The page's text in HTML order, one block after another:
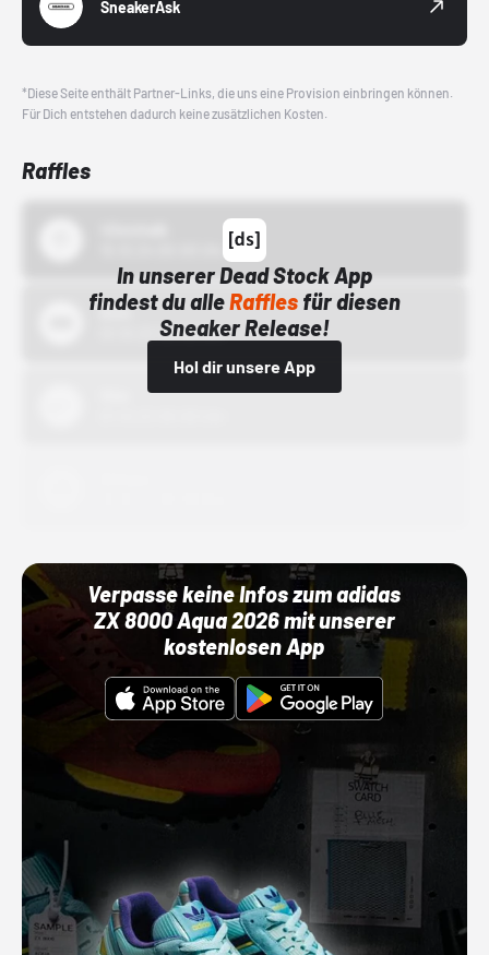
SneakerAsk
*Diese Seite enthält Partner-Links, die uns eine Provision einbringen können.
Für Dich entstehen dadurch keine zusätzlichen Kosten.
Raffles
In unserer Dead Stock App
findest du alleRafflesfür diesen
Sneaker Release!
Hol dir unsere App
Bstn
01.10.22 00:00 Uhr
Verpasse keine Infos zum adidas
ZX 8000 Aqua 2026 mit unserer
kostenlosen App